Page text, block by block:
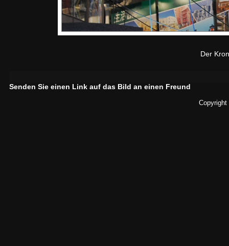
Der
Senden Sie einen Link auf das Bild an einen Freund